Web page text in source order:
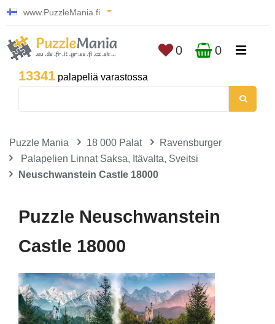
www.PuzzleMania.fi
13341 palapeliä varastossa
0 0
Puzzle Mania 18 000 Palat
Ravensburger
Palapelien Linnat Saksa, Itävalta, Sveitsi
Neuschwanstein Castle 18000
Puzzle Neuschwanstein
Castle 18000